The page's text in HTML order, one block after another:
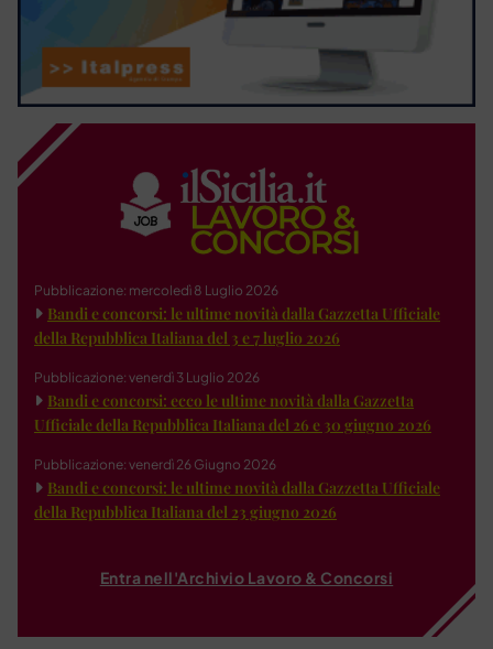
Pubblicazione: mercoledì 8 Luglio 2026
Bandi e concorsi: le ultime novità dalla Gazzetta Ufficiale
della Repubblica Italiana del 3 e 7 luglio 2026
Pubblicazione: venerdì 3 Luglio 2026
Bandi e concorsi: ecco le ultime novità dalla Gazzetta
Ufficiale della Repubblica Italiana del 26 e 30 giugno 2026
Pubblicazione: venerdì 26 Giugno 2026
Bandi e concorsi: le ultime novità dalla Gazzetta Ufficiale
della Repubblica Italiana del 23 giugno 2026
Entra nell'Archivio Lavoro & Concorsi